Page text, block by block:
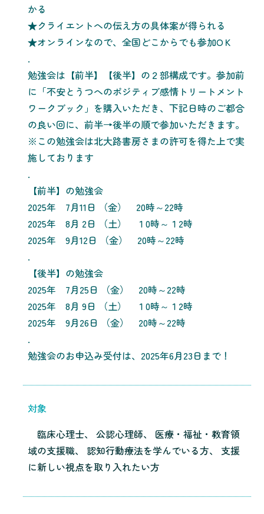
かる
★クライエントへの伝え方の具体案が得られる
★オンラインなので、全国どこからでも参加ОＫ
.
勉強会は【前半】【後半】の２部構成です。参加前
に「不安とうつへのポジティブ感情トリートメント
ワークブック」を購入いただき、下記日時のご都合
の良い回に、前半→後半の順で参加いただきます。
※この勉強会は北大路書房さまの許可を得た上で実
施しております
.
【前半】の勉強会
2025年 7月11日 （金） 20時～22時
2025年 8月 2日 （土） １0時～１2時
2025年 9月12日 （金） 20時～22時
.
【後半】の勉強会
2025年 7月25日 （金） 20時～22時
2025年 8月 9日 （土） １0時～１2時
2025年 9月26日 （金） 20時～22時
.
勉強会のお申込み受付は、2025年6月23日まで！
対象
臨床心理士、 公認心理師、 医療・福祉・教育領
域の支援職、 認知行動療法を学んでいる方、 支援
に新しい視点を取り入れたい方